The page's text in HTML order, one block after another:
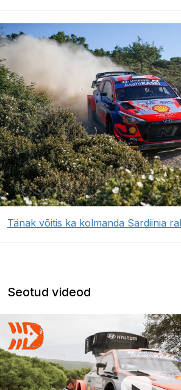
Tänak võitis ka kolmanda Sardiinia
Seotud videod